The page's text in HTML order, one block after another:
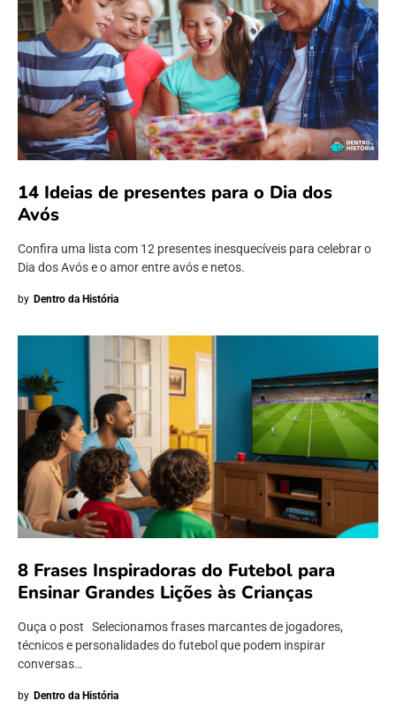
14 Ideias de presentes para o Dia dos
Avós
Confira uma lista com 12 presentes inesquecíveis para celebrar o
Dia dos Avós e o amor entre avós e netos.
by Dentro da História
8 Frases Inspiradoras do Futebol para
Ensinar Grandes Lições às Crianças
Ouça o post Selecionamos frases marcantes de jogadores,
técnicos e personalidades do futebol que podem inspirar
conversas…
by Dentro da História